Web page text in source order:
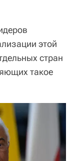
этой
стран
такое